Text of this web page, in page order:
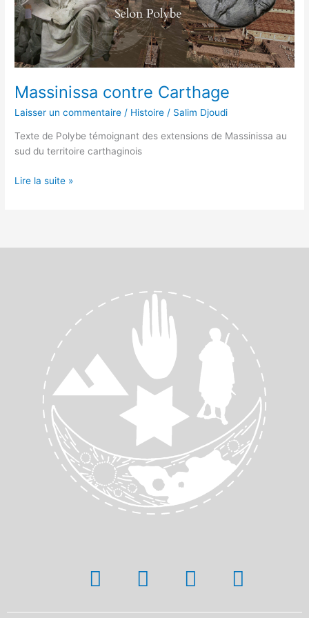
Massinissa contre Carthage
Laisser un commentaire / Histoire / Salim Djoudi
Texte de Polybe témoignant des extensions de Massinissa au
sud du territoire carthaginois
Lire la suite »